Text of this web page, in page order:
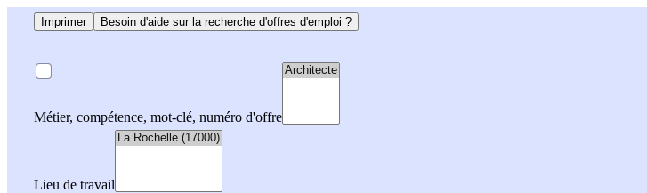
Imprimer Besoin d'aide sur la recherche d'offres d'emploi ?
Métier, compétence, mot-clé, numéro d'offre
Lieu de travail